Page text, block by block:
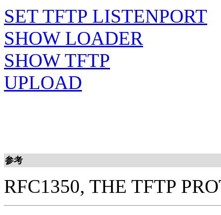
SET TFTP LISTENPORT
SHOW LOADER
SHOW TFTP
UPLOAD
参考
RFC1350, THE TFTP